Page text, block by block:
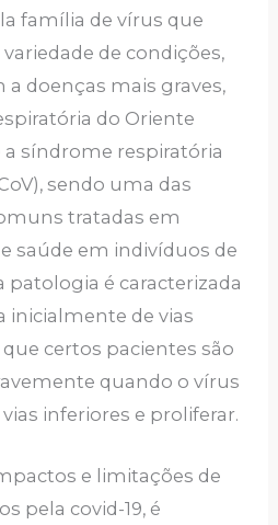
família de vírus que
de condições,
doenças mais graves,
do Oriente
a síndrome respiratória
sendo uma das
tratadas em
saúde em indivíduos de
patologia é caracterizada
de vias
certos pacientes são
quando o vírus
inferiores e proliferar.
e limitações de
pela covid-19, é